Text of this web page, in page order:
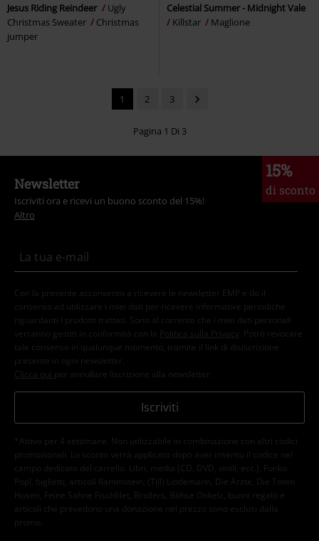
Jesus Riding Reindeer
Ugly
Christmas Sweater
Christmas
jumper
Celestial Summer - Midnight Vale
Killstar
Maglione
1 2 3
Pagina 1 Di 3
15%
di sconto
Newsletter
Iscriviti ora e ricevi un buono sconto del 15%!
Altro
Con la presente acconsento a ricevere le newsletter EMP e do il
consenso ad utilizzare i miei dati per ricevere informative periodiche
riguardanti i prodotti trattati. Sono al corrente che i miei dati personali
verranno gestiti in conformità con la
Politica sulla Privacy
. Potrò revocare
tale consenso in qualunque momento, tramite il link di disiscrizione
presente in ogni newsletter.
Clicca qui per annullare liscrizione alla newsletter.
Iscriviti
*Attivo per 4 settimane. Non utilizzabile in combinazione con altri codici
promozionali. Lo sconto verrà applicato dopo aver inserito il codice nel
campo dedicato del carrello. Libri, media (CD, DVD, vinili, ecc.), Funko
Pop!, biglietti, articoli Rammstein, (Till) Lindemann, Die Ärzte, Die Toten
Hosen, Feine Sahne Fischfilet, Broilers, Böhse Onkelz, buoni regalo e
articoli che prevedono una donazione nel prezzo sono esclusi dalla
promo.